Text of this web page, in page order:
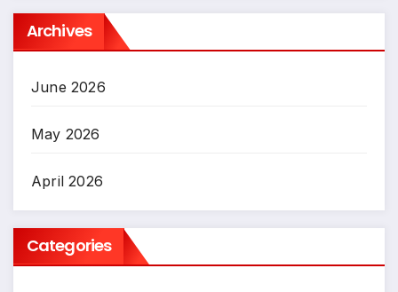
Archives
June 2026
May 2026
April 2026
Categories